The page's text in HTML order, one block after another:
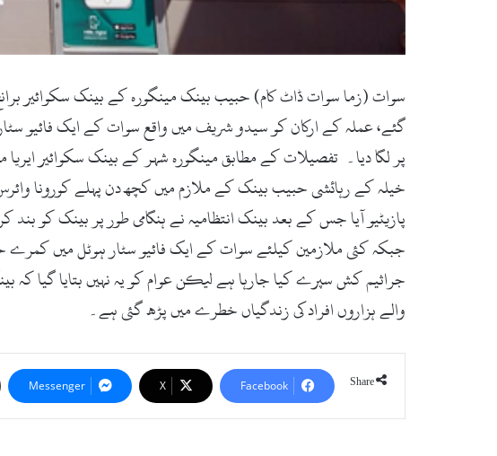
سوات (زما سوات ڈاٹ کام) حبیب بینک مینگورہ کے بینک سکوائیر
گئے، عملہ کے ارکان کو سیدو شریف میں واقع سوات کے ایک فائیو
پر لگا دیا۔ تفصیلات کے مطابق مینگورہ شہر کے بینک سکوائیر
خیلہ کے رہائشی حبیب بینک کے ملازم میں کچھ دن پہلے کورونا
پازیٹیو آیا جس کے بعد بینک انتظامیہ نے ہنگامی طور پر بینک کو
جبکہ کئی ملازمین کیلئے سوات کے ایک فائیو سٹار ہوٹل میں کمرے
جراثیم کش سپرے کیا جارہا ہے لیکن عوام کو یہ نہیں بتایا گیا
والے ہزاروں افراد کی زندگیاں خطرے میں پڑھ گئی ہے۔
Share
Facebook
X
Messenger